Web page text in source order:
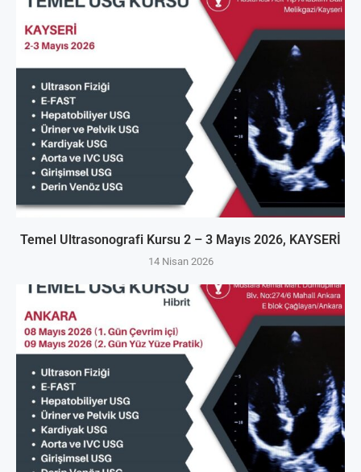
Temel Ultrasonografi Kursu 2 – 3 Mayıs 2026, KAYSERİ
14 Nisan 2026